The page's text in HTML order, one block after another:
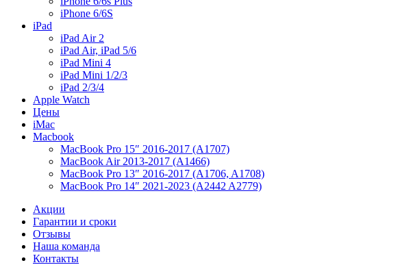
iPhone 6/6S
iPad
iPad Air 2
iPad Air, iPad 5/6
iPad Mini 4
iPad Mini 1/2/3
iPad 2/3/4
Apple Watch
Цены
iMac
Macbook
MacBook Pro 15″ 2016-2017 (A1707)
MacBook Air 2013-2017 (A1466)
MacBook Pro 13″ 2016-2017 (A1706, A1708)
MacBook Pro 14″ 2021-2023 (A2442 A2779)
Акции
Гарантии и сроки
Отзывы
Наша команда
Контакты